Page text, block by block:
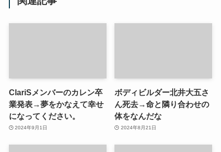
ClariSメンバーのカレン卒
業発表→夢をかなえて幸せ
になってください。
2024年9月1日
ボディビルダー北井大五さ
ん死去→命と隣り合わせの
体をなんだな
2024年8月21日